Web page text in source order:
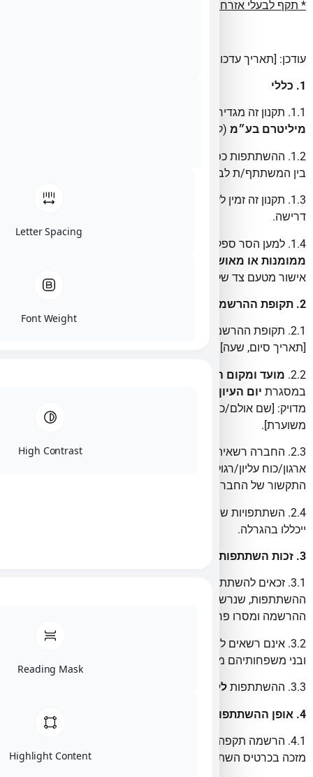
* תקף לבעלי אזרחות ישראלית בלבד.
עודכן: [תאריך עדכון]
1. כללי
1.1. תקנון זה מגדיר את התנאים להשתתפות בהגרלה שמקיימת
מיליטרם בע״מ (להלן: “החברה”).
1.2. ההשתתפות כפופה לאמור בתקנון זה והוא מהווה חוזה מחייב
בין המשתתף/ת לבין החברה.
1.3. תקנון זה זמין לעיון בעמוד ההרשמה ובמשרדי החברה לפי
דרישה.
1.4. למען הסר ספק, החברה ו/או ההגרלה
ממומנות או מאושרות
אישור מטעם צד שלישי כלשהו.
2. תקופת ההרשמה ומועד ההגרלה
2.1. תקופת ההרשמה להשתתפות: מ-[תאריך התחלה, שעה] ועד
[תאריך סיום, שעה] (להלן: “תקופת ההרשמה”).
2.2. מועד ומקום ההגרלה
במסגרת יום העיון של מיליטרם
מדויק: [שם אולם/כתובת מלאה]. שעת ביצוע ההגרלה: [שעה
משוערת].
2.3. החברה רשאית לשנות את מועד/מקום ההגרלה מטעמי
ארגון/כוח עליון/רגולציה, ובלבד שתימסר הודעה מתאימה בערוצי
התקשור של החברה.
2.4. השתתפויות שנקלטו כדין עד תום תקופת ההרשמה בלבד
ייכללו בהגרלה.
3. זכות השתתפות
ההשתתפות, שנרשמו לרשימת התפוצה של החברה בתקופת
ההרשמה ומסרו פרטים מלאים ונכונים.
3.2. אינם רשאים להשתתף: עובדי החברה, ספקיה, נציגיה, יועציה
ובני משפחותיהם מדרגה ראשונה.
3.3. ההשתתפות ללא עלות וללא חובת רכישה
4. אופן ההשתתפות
4.1. הרשמה תקפה לרשימת התפוצה במהלך תקופת ההרשמה
מזכה בכרטיס השתתפות אחד (1) לכל אדם.
Letter Spacing
Font Weight
High Contrast
Reading Mask
Highlight Content